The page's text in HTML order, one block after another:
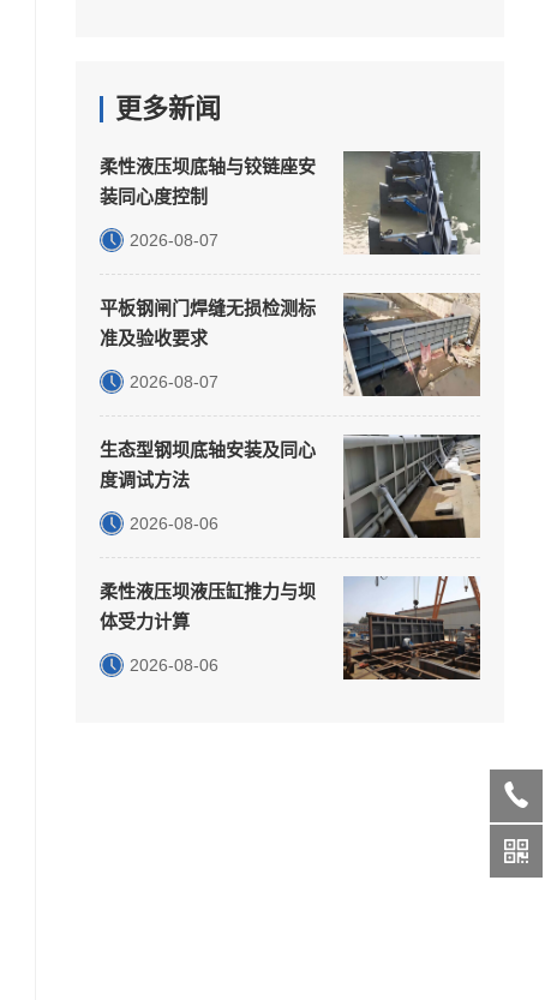
更多新闻
柔性液压坝底轴与铰链座安
装同心度控制
2026-08-07
平板钢闸门焊缝无损检测标
准及验收要求
2026-08-07
生态型钢坝底轴安装及同心
度调试方法
2026-08-06
柔性液压坝液压缸推力与坝
体受力计算
2026-08-06